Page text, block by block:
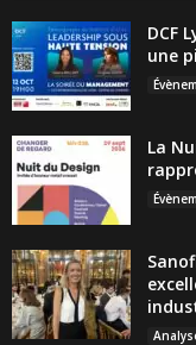
DCF
une
La